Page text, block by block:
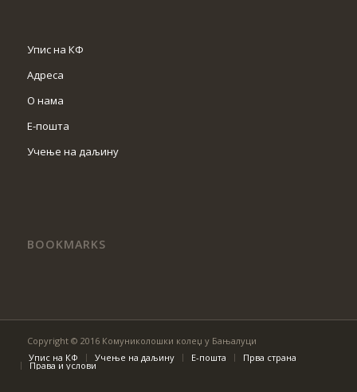
Упис на КФ
Адреса
О нама
Е-пошта
Учење на даљину
BOOKMARKS
Copyright © 2016 Комуниколошки колеџ у Бањалуци
Упис на КФ
Учење на даљину Е-пошта Прва страна
Права и услови